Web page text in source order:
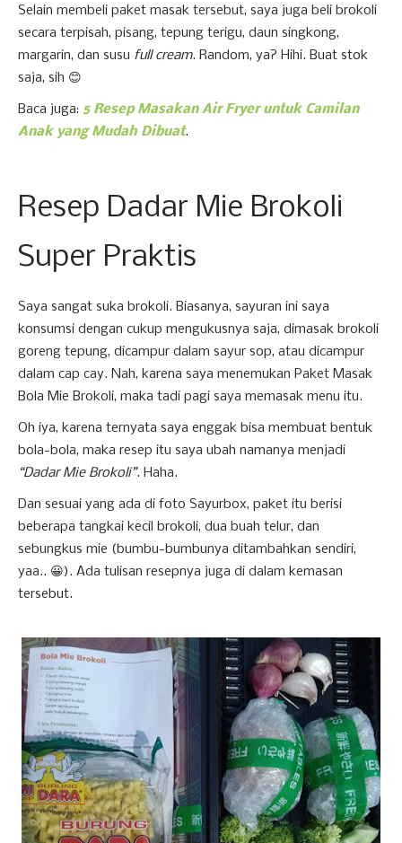
Selain membeli paket masak tersebut, saya juga beli brokoli
secara terpisah, pisang, tepung terigu, daun singkong,
margarin, dan susu full cream. Random, ya? Hihi. Buat stok
saja, sih 😊
Baca juga: 5 Resep Masakan Air Fryer untuk Camilan
Anak yang Mudah Dibuat.
Resep Dadar Mie Brokoli
Super Praktis
Saya sangat suka brokoli. Biasanya, sayuran ini saya
konsumsi dengan cukup mengukusnya saja, dimasak brokoli
goreng tepung, dicampur dalam sayur sop, atau dicampur
dalam cap cay. Nah, karena saya menemukan Paket Masak
Bola Mie Brokoli, maka tadi pagi saya memasak menu itu.
Oh iya, karena ternyata saya enggak bisa membuat bentuk
bola-bola, maka resep itu saya ubah namanya menjadi
“Dadar Mie Brokoli”. Haha.
Dan sesuai yang ada di foto Sayurbox, paket itu berisi
beberapa tangkai kecil brokoli, dua buah telur, dan
sebungkus mie (bumbu-bumbunya ditambahkan sendiri,
yaa.. 😀). Ada tulisan resepnya juga di dalam kemasan
tersebut.